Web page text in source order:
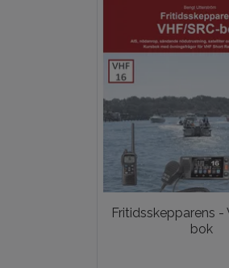
Fritidsskepparens
bok